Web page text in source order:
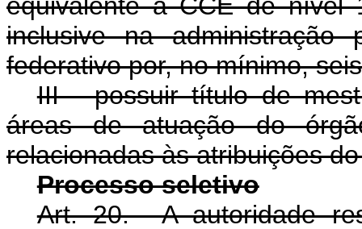
inclusive na administração
federativo por, no mínimo,
III - possuir título de
áreas de atuação do
relacionadas às atribuições
Processo seletivo
Art. 20. A autoridade